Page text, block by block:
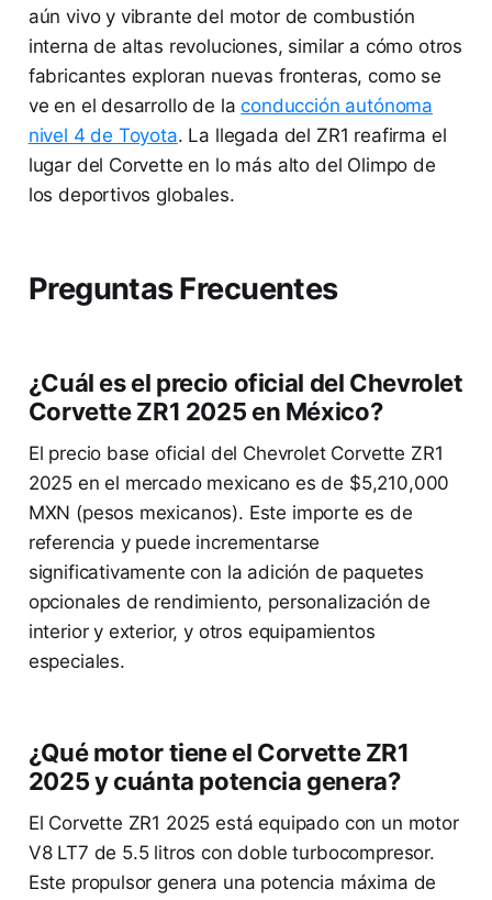
aún vivo y vibrante del motor de combustión
interna de altas revoluciones, similar a cómo otros
fabricantes exploran nuevas fronteras, como se
ve en el desarrollo de laconducción autónoma
nivel 4 de Toyota. La llegada del ZR1 reafirma el
lugar del Corvette en lo más alto del Olimpo de
los deportivos globales.
Preguntas Frecuentes
¿Cuál es el precio oficial del Chevrolet
Corvette ZR1 2025 en México?
El precio base oficial del Chevrolet Corvette ZR1
2025 en el mercado mexicano es de $5,210,000
MXN (pesos mexicanos). Este importe es de
referencia y puede incrementarse
significativamente con la adición de paquetes
opcionales de rendimiento, personalización de
interior y exterior, y otros equipamientos
especiales.
¿Qué motor tiene el Corvette ZR1
2025 y cuánta potencia genera?
El Corvette ZR1 2025 está equipado con un motor
V8 LT7 de 5.5 litros con doble turbocompresor.
Este propulsor genera una potencia máxima de